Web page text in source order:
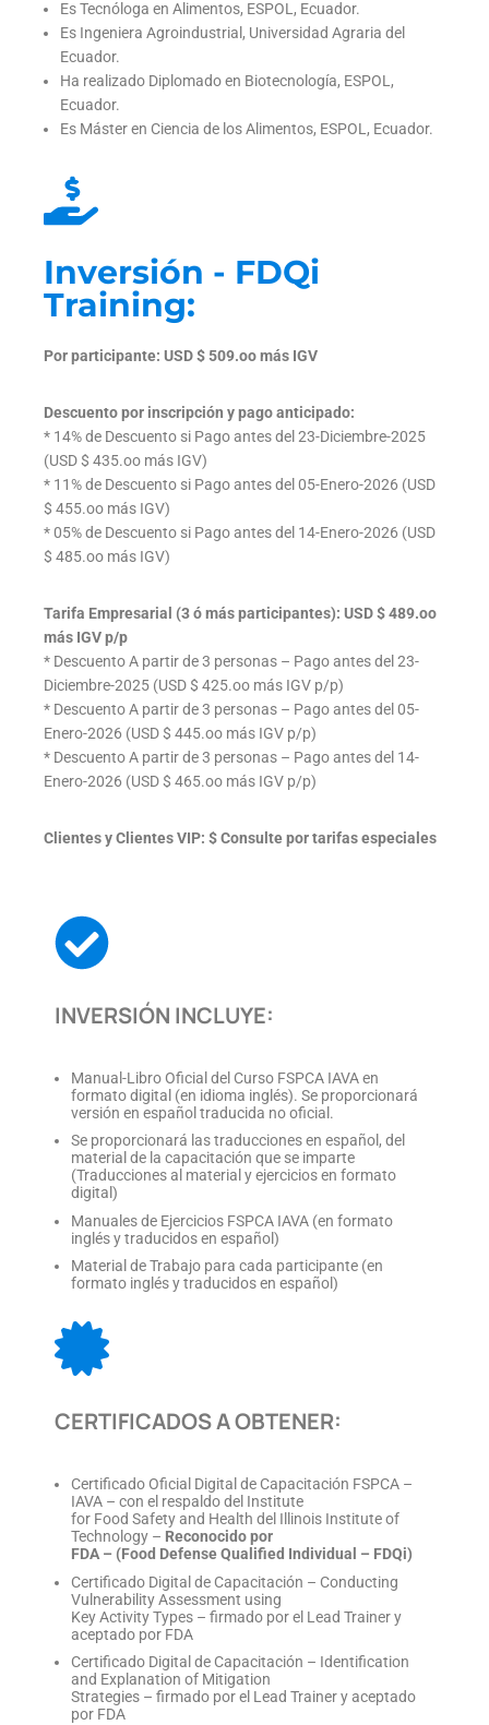
Es Tecnóloga en Alimentos, ESPOL, Ecuador.
Es Ingeniera Agroindustrial, Universidad Agraria del
Ecuador.
Ha realizado Diplomado en Biotecnología, ESPOL,
Ecuador.
Es Máster en Ciencia de los Alimentos, ESPOL, Ecuador.
Inversión - FDQi
Training:
Por participante: USD $ 509.oo más IGV
Descuento por inscripción y pago anticipado:
* 14% de Descuento si Pago antes del 23-Diciembre-2025
(USD $ 435.oo más IGV)
* 11% de Descuento si Pago antes del 05-Enero-2026 (USD
$ 455.oo más IGV)
* 05% de Descuento si Pago antes del 14-Enero-2026 (USD
$ 485.oo más IGV)
Tarifa Empresarial (3 ó más participantes): USD $ 489.oo
más IGV p/p
* Descuento A partir de 3 personas – Pago antes del 23-
Diciembre-2025 (USD $ 425.oo más IGV p/p)
* Descuento A partir de 3 personas – Pago antes del 05-
Enero-2026 (USD $ 445.oo más IGV p/p)
* Descuento A partir de 3 personas – Pago antes del 14-
Enero-2026 (USD $ 465.oo más IGV p/p)
Clientes y Clientes VIP: $ Consulte por tarifas especiales
INVERSIÓN INCLUYE:
Manual-Libro Oficial del Curso FSPCA IAVA en
formato digital (en idioma inglés). Se proporcionará
versión en español traducida no oficial.
Se proporcionará las traducciones en español, del
material de la capacitación que se imparte
(Traducciones al material y ejercicios en formato
digital)
Manuales de Ejercicios FSPCA IAVA (en formato
inglés y traducidos en español)
Material de Trabajo para cada participante (en
formato inglés y traducidos en español)
CERTIFICADOS A OBTENER:
Certificado Oficial Digital de Capacitación FSPCA –
IAVA – con el respaldo del Institute
for Food Safety and Health del Illinois Institute of
Technology – Reconocido por
FDA – (Food Defense Qualified Individual – FDQi)
Certificado Digital de Capacitación – Conducting
Vulnerability Assessment using
Key Activity Types – firmado por el Lead Trainer y
aceptado por FDA
Certificado Digital de Capacitación – Identification
and Explanation of Mitigation
Strategies – firmado por el Lead Trainer y aceptado
por FDA